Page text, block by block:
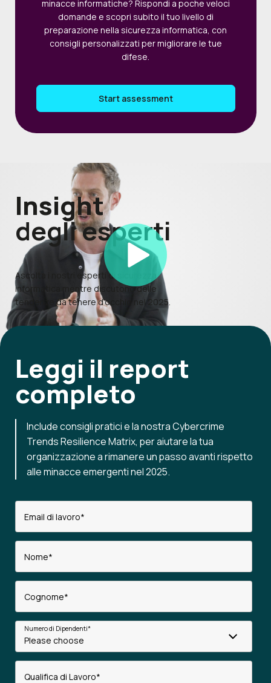
minacce informatiche? Rispondi a poche veloci
domande e scopri subito il tuo livello di
preparazione nella sicurezza informatica, con
consigli personalizzati per migliorare le tue
difese.
Start assessment
Insight
degli esperti
Ascolta i nostri esperti di sicurezza
informatica mentre discutono delle
tendenze da tenere d’occhio nel 2025.
Leggi il report
completo
Include consigli pratici e la nostra Cybercrime
Trends Resilience Matrix, per aiutare la tua
organizzazione a rimanere un passo avanti rispetto
alle minacce emergenti nel 2025.
Email di lavoro*
Nome*
Cognome*
Numero di Dipendenti*
Qualifica di Lavoro*